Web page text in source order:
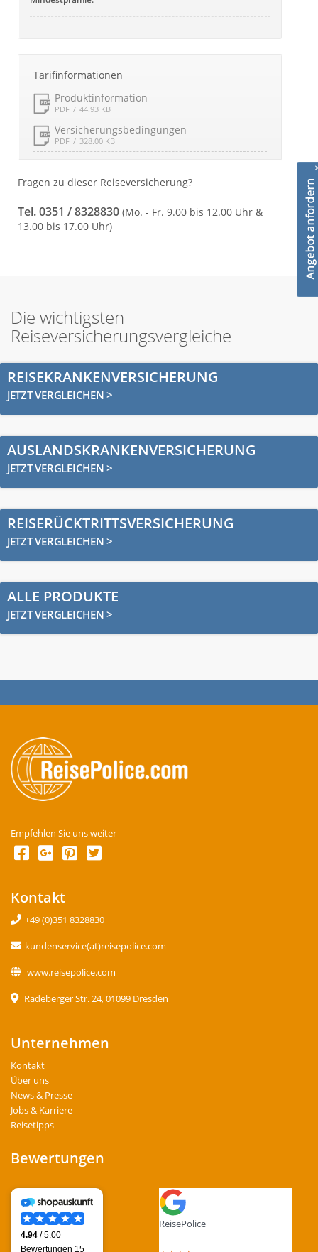
-
Tarifinformationen
Produktinformation
PDF 44.93 KB
Versicherungsbedingungen
PDF 328.00 KB
Fragen zu dieser Reiseversicherung?
Tel. 0351 / 8328830 (Mo. - Fr. 9.00 bis 12.00 Uhr &
13.00 bis 17.00 Uhr)
Die wichtigsten
Reiseversicherungsvergleiche
REISEKRANKENVERSICHERUNG
JETZT VERGLEICHEN >
AUSLANDSKRANKENVERSICHERUNG
JETZT VERGLEICHEN >
REISERÜCKTRITTSVERSICHERUNG
JETZT VERGLEICHEN >
ALLE PRODUKTE
JETZT VERGLEICHEN >
Empfehlen Sie uns weiter
Kontakt
+49 (0)351 8328830
kundenservice(at)reisepolice.com
www.reisepolice.com
Radeberger Str. 24, 01099 Dresden
Unternehmen
Kontakt
Über uns
News & Presse
Jobs & Karriere
Reisetipps
Bewertungen
ReisePolice